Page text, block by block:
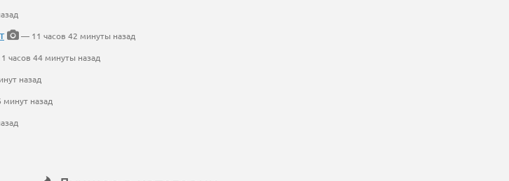
— 11 часов 42 минуты назад
часов 44 минуты назад
назад
назад